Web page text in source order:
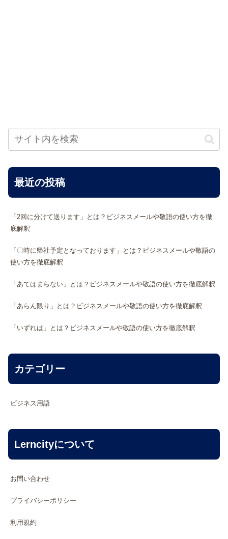
最近の投稿
「2回に分けて送ります」とは？ビジネスメールや敬語の使い方を徹
底解釈
「〇時に帰社予定となっております」とは？ビジネスメールや敬語の
使い方を徹底解釈
「あてはまらない」とは？ビジネスメールや敬語の使い方を徹底解釈
「あらん限り」とは？ビジネスメールや敬語の使い方を徹底解釈
「いずれは」とは？ビジネスメールや敬語の使い方を徹底解釈
カテゴリー
ビジネス用語
Lerncityについて
お問い合わせ
プライバシーポリシー
利用規約